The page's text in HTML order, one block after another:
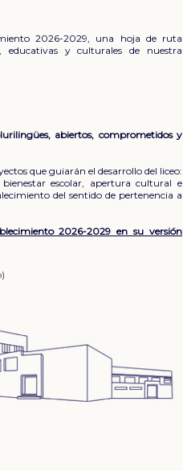
2026-2029, una hoja de ruta
educativas y culturales de nuestra
abiertos, comprometidos y
que guiarán el desarrollo del liceo:
escolar, apertura cultural e
del sentido de pertenencia a
2026-2029 en su versión